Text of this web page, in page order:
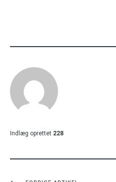
Indlæg oprettet 228